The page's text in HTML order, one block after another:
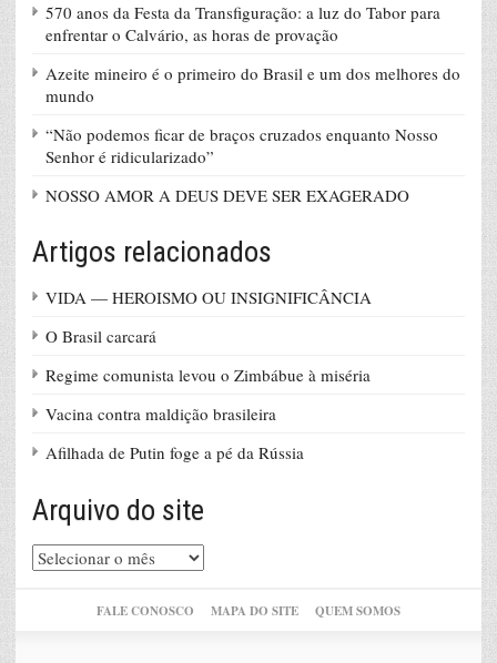
570 anos da Festa da Transfiguração: a luz do Tabor para
enfrentar o Calvário, as horas de provação
Azeite mineiro é o primeiro do Brasil e um dos melhores do
mundo
“Não podemos ficar de braços cruzados enquanto Nosso
Senhor é ridicularizado”
NOSSO AMOR A DEUS DEVE SER EXAGERADO
Artigos relacionados
VIDA — HEROISMO OU INSIGNIFICÂNCIA
O Brasil carcará
Regime comunista levou o Zimbábue à miséria
Vacina contra maldição brasileira
Afilhada de Putin foge a pé da Rússia
Arquivo do site
Arquivo
do
FALE CONOSCO MAPA DO SITE QUEM SOMOS